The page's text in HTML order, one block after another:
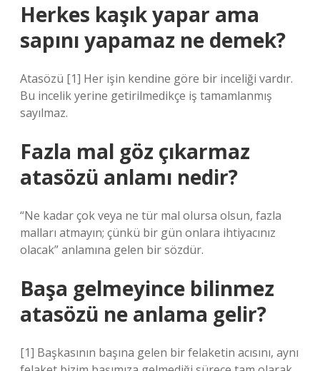
Herkes kaşık yapar ama
sapını yapamaz ne demek?
Atasözü [1] Her işin kendine göre bir inceliği vardır.
Bu incelik yerine getirilmedikçe iş tamamlanmış
sayılmaz.
Fazla mal göz çıkarmaz
atasözü anlamı nedir?
“Ne kadar çok veya ne tür mal olursa olsun, fazla
malları atmayın; çünkü bir gün onlara ihtiyacınız
olacak” anlamına gelen bir sözdür.
Başa gelmeyince bilinmez
atasözü ne anlama gelir?
[1] Başkasının başına gelen bir felaketin acısını, aynı